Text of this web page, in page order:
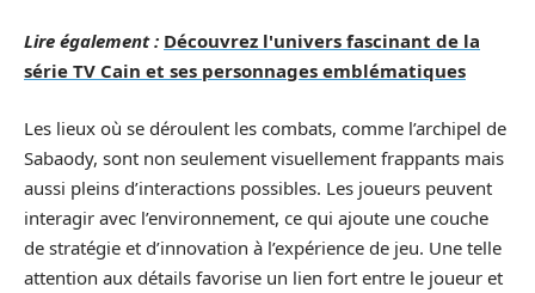
Lire également : Découvrez l'univers fascinant de la
série TV Cain et ses personnages emblématiques
Les lieux où se déroulent les combats, comme l’archipel de
Sabaody, sont non seulement visuellement frappants mais
aussi pleins d’interactions possibles. Les joueurs peuvent
interagir avec l’environnement, ce qui ajoute une couche
de stratégie et d’innovation à l’expérience de jeu. Une telle
attention aux détails favorise un lien fort entre le joueur et